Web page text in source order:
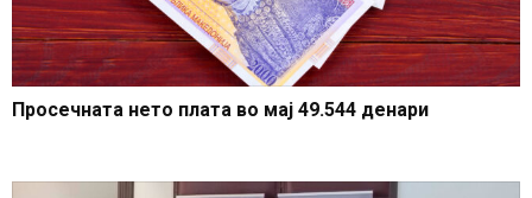
Просечната нето плата во мај 49.544 денари